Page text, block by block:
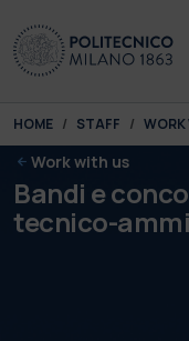
You are here:
HOME STAFF WORK
Work with us
Bandi e
tecnico-